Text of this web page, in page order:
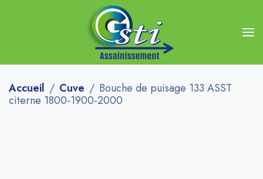
Accueil Cuve
Bouche de puisage 133 ASST
citerne 1800-1900-2000